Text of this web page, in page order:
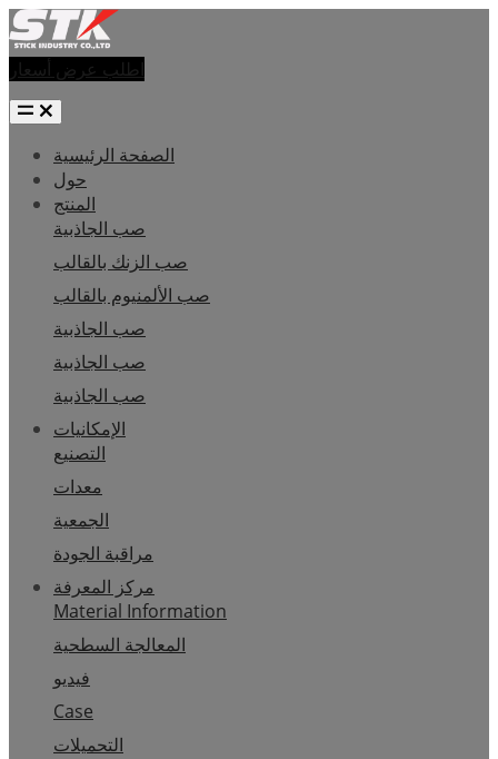
اطلب عرض أسعار
الصفحة الرئيسية
حول
المنتج
صب الجاذبية
صب الزنك بالقالب
صب الألمنيوم بالقالب
صب الجاذبية
صب الجاذبية
صب الجاذبية
الإمكانيات
التصنيع
معدات
الجمعية
مراقبة الجودة
مركز المعرفة
Material Information
المعالجة السطحية
فيديو
Case
التحميلات